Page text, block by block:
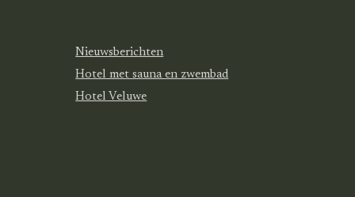
Nieuwsberichten
Hotel met sauna en zwembad
Hotel Veluwe